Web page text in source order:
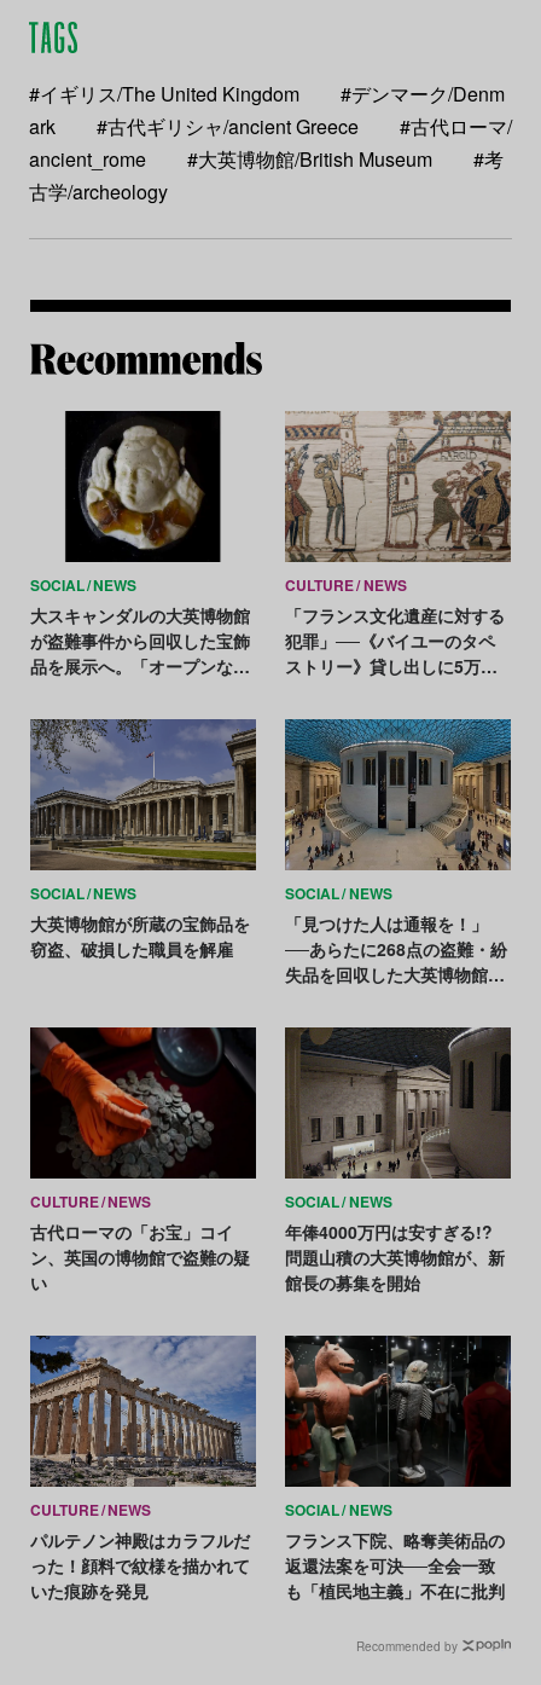
#イギリス/The United Kingdom
#デンマーク/Denm
ark
#古代ギリシャ/ancient Greece
#古代ローマ/
ancient_rome
#大英博物館/British Museum
#考
古学/archeology
SOCIAL NEWS
大スキャンダルの大英博物館
が盗難事件から回収した宝飾
品を展示へ。「オープンな組
CULTURE NEWS
「フランス文化遺産に対する
犯罪」──《バイユーのタペ
ストリー》貸し出しに5万人
SOCIAL NEWS
大英博物館が所蔵の宝飾品を
窃盗、破損した職員を解雇
SOCIAL NEWS
「見つけた人は通報を！」
──あらたに268点の盗難・紛
失品を回収した大英博物館が
CULTURE NEWS
古代ローマの「お宝」コイ
ン、英国の博物館で盗難の疑
い
SOCIAL NEWS
年俸4000万円は安すぎる!?
問題山積の大英博物館が、新
館長の募集を開始
CULTURE NEWS
パルテノン神殿はカラフルだ
った！顔料で紋様を描かれて
いた痕跡を発見
SOCIAL NEWS
フランス下院、略奪美術品の
返還法案を可決──全会一致
も「植民地主義」不在に批判
Recommended by